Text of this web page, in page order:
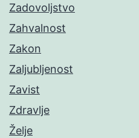
Zadovoljstvo
Zahvalnost
Zakon
Zaljubljenost
Zavist
Zdravlje
Želje